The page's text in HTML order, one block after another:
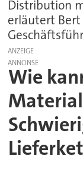
Distribution
erläutert
ANZEIGE
Wie